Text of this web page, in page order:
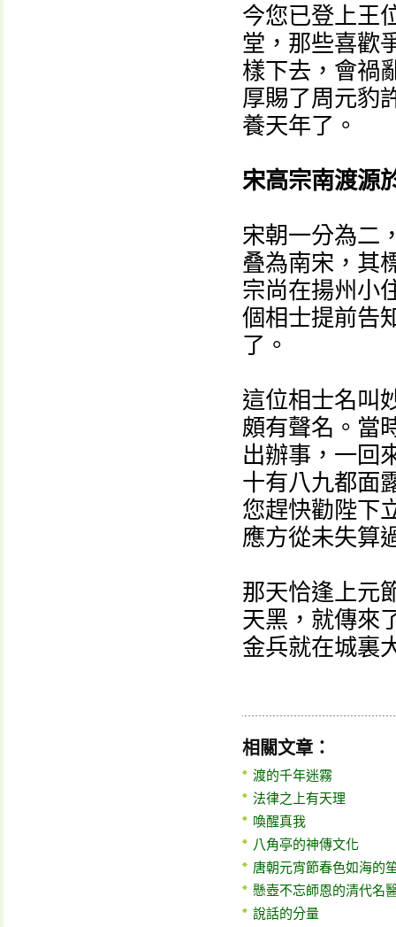
今您已登上王
堂，那些喜歡
樣下去，會禍
厚賜了周元豹
養天年了。
宋高宗南渡源
宋朝一分為二
叠為南宋，其
宗尚在揚州小
個相士提前告
了。
這位相士名叫
頗有聲名。當
出辦事，一回
十有八九都面
您趕快勸陛下
應方從未失算
那天恰逢上元
天黑，就傳來
金兵就在城裏
相關文章：
渡的千年迷霧
法律之上有天理
喚醒真我
八角亭的神傳文化
唐朝元宵節春色如海的
懸壺不忘師恩的清代名
說話的分量